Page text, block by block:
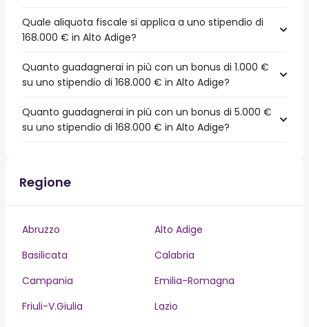
Quale aliquota fiscale si applica a uno stipendio di
168.000 € in Alto Adige?
Quanto guadagnerai in più con un bonus di 1.000 €
su uno stipendio di 168.000 € in Alto Adige?
Quanto guadagnerai in più con un bonus di 5.000 €
su uno stipendio di 168.000 € in Alto Adige?
Regione
Abruzzo
Alto Adige
Basilicata
Calabria
Campania
Emilia-Romagna
Friuli-V.Giulia
Lazio